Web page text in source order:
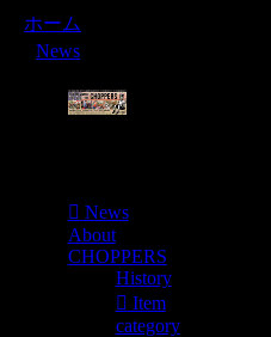
ホーム
News
News
About
CHOPPERS
History
Item
category